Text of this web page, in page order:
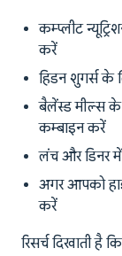
कम्प्लीट
करें
हिडन शुगर्स के
बैलेंस्ड मील्स के
कम्बाइन करें
लंच और डिनर में
अगर आपको
करें
रिसर्च दिखाती है